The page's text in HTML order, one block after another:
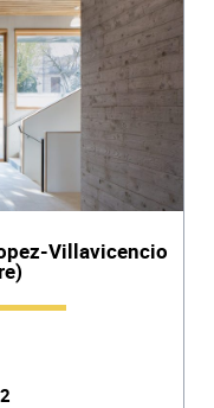
Villavicencio